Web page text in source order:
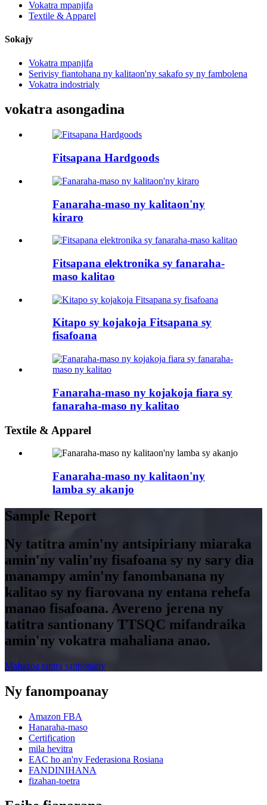
Vokatra mpanjifa
Textile & Apparel
Sokajy
Vokatra mpanjifa
Serivisy fiantohana ny kalitaon'ny sakafo sy ny fambolena
Vokatra indostrialy
vokatra asongadina
Fitsapana Hardgoods
Fanaraha-maso ny kalitaon'ny
kiraro
Fitsapana elektronika sy fanaraha-
maso kalitao
Kitapo sy kojakoja Fitsapana sy
fisafoana
Fanaraha-maso ny kojakoja fiara sy
fanaraha-maso ny kalitao
Textile & Apparel
Fanaraha-maso ny kalitaon'ny
lamba sy akanjo
Sample Report
Ny tatitra amin'ny antsipiriany miaraka
amin'ny valin'ny fisafoana sy ny sary dia
manampy amin'ny fanombanana ny
kalitao sy ny fiarovana ny entana rehefa
manao fisafoana. Avereno jerena ny
tatitra santionany TTSQC mifandraika
amin'ny vokatra mahaliana anao.
Mahazoa tatitra santionany
Ny fanompoanay
Amazon FBA
Hanaraha-maso
Certification
mila hevitra
EAC ho an'ny Federasiona Rosiana
FANDINIHANA
fizahan-toetra